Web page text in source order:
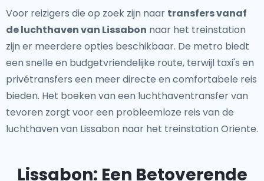
Voor reizigers die op zoek zijn naar transfers vanaf
de luchthaven van Lissabon naar het treinstation
zijn er meerdere opties beschikbaar. De metro biedt
een snelle en budgetvriendelijke route, terwijl taxi's en
privétransfers een meer directe en comfortabele reis
bieden. Het boeken van een luchthaventransfer van
tevoren zorgt voor een probleemloze reis van de
luchthaven van Lissabon naar het treinstation Oriente.
Lissabon: Een Betoverende